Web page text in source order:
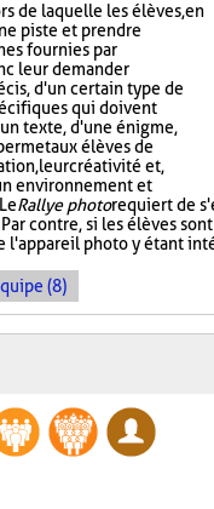
de laquelle les élèves, en
piste et prendre
fournies par
leur demander
d'un certain type de
qui doivent
texte, d'une énigme,
aux élèves de
leur créativité et,
environnement et
Rallye photorequiert de
contre, si les élèves
l'appareil photo y étant
(8)